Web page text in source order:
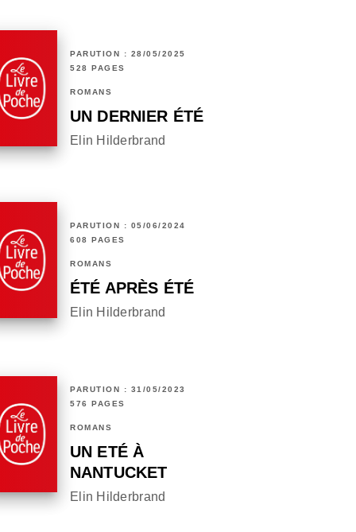
PARUTION : 28/05/2025
528 PAGES
ROMANS
UN DERNIER ÉTÉ
Elin Hilderbrand
PARUTION : 05/06/2024
608 PAGES
ROMANS
ÉTÉ APRÈS ÉTÉ
Elin Hilderbrand
PARUTION : 31/05/2023
576 PAGES
ROMANS
UN ETÉ À
NANTUCKET
Elin Hilderbrand